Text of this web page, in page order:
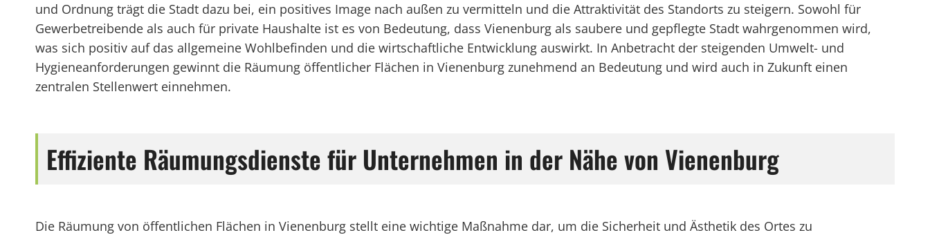
und Ordnung trägt die Stadt dazu bei, ein positives Image nach außen zu vermitteln und die Attraktivität des Standorts zu steigern. Sowohl für
Gewerbetreibende als auch für private Haushalte ist es von Bedeutung, dass Vienenburg als saubere und gepflegte Stadt wahrgenommen wird,
was sich positiv auf das allgemeine Wohlbefinden und die wirtschaftliche Entwicklung auswirkt. In Anbetracht der steigenden Umwelt- und
Hygieneanforderungen gewinnt die Räumung öffentlicher Flächen in Vienenburg zunehmend an Bedeutung und wird auch in Zukunft einen
zentralen Stellenwert einnehmen.
Effiziente Räumungsdienste für Unternehmen in der Nähe von Vienenburg
Die Räumung von öffentlichen Flächen in Vienenburg stellt eine wichtige Maßnahme dar, um die Sicherheit und Ästhetik des Ortes zu